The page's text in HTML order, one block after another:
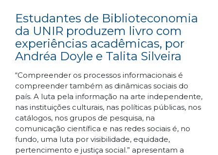
Estudantes de Biblioteconomia
da UNIR produzem livro com
experiências acadêmicas, por
Andréa Doyle e Talita Silveira
“Compreender os processos informacionais é
compreender também as dinâmicas sociais do
país. A luta pela informação na arte independente,
nas instituições culturais, nas políticas públicas, nos
catálogos, nos grupos de pesquisa, na
comunicação científica e nas redes sociais é, no
fundo, uma luta por visibilidade, equidade,
pertencimento e justiça social.” apresentam a